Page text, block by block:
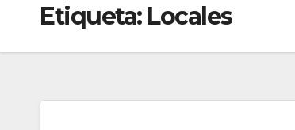
Etiqueta: Locales